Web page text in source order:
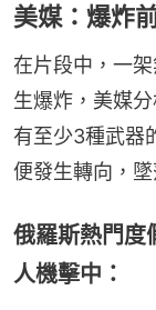
美媒：爆炸
在片段中，一
生爆炸，美媒
有至少3種武器
便發生轉向，墜
俄羅斯熱門
人機擊中：